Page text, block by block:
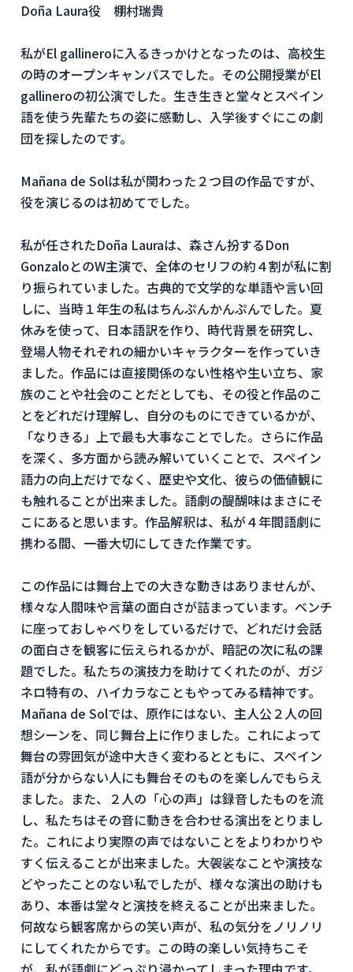
Doña Laura役 棚村瑞貴
私がEl gallineroに入るきっかけとなったのは、高校生
の時のオープンキャンパスでした。その公開授業がEl
gallineroの初公演でした。生き生きと堂々とスペイン
語を使う先輩たちの姿に感動し、入学後すぐにこの劇
団を探したのです。
Mañana de Solは私が関わった２つ目の作品ですが、
役を演じるのは初めてでした。
私が任されたDoña Lauraは、森さん扮するDon
GonzaloとのW主演で、全体のセリフの約４割が私に割
り振られていました。古典的で文学的な単語や言い回
しに、当時１年生の私はちんぷんかんぷんでした。夏
休みを使って、日本語訳を作り、時代背景を研究し、
登場人物それぞれの細かいキャラクターを作っていき
ました。作品には直接関係のない性格や生い立ち、家
族のことや社会のことだとしても、その役と作品のこ
とをどれだけ理解し、自分のものにできているかが、
「なりきる」上で最も大事なことでした。さらに作品
を深く、多方面から読み解いていくことで、スペイン
語力の向上だけでなく、歴史や文化、彼らの価値観に
も触れることが出来ました。語劇の醍醐味はまさにそ
こにあると思います。作品解釈は、私が４年間語劇に
携わる間、一番大切にしてきた作業です。
この作品には舞台上での大きな動きはありませんが、
様々な人間味や言葉の面白さが詰まっています。ベンチ
に座っておしゃべりをしているだけで、どれだけ会話
の面白さを観客に伝えられるかが、暗記の次に私の課
題でした。私たちの演技力を助けてくれたのが、ガジ
ネロ特有の、ハイカラなこともやってみる精神です。
Mañana de Solでは、原作にはない、主人公２人の回
想シーンを、同じ舞台上に作りました。これによって
舞台の雰囲気が途中大きく変わるとともに、スペイン
語が分からない人にも舞台そのものを楽しんでもらえ
ました。また、２人の「心の声」は録音したものを流
し、私たちはその音に動きを合わせる演出をとりまし
た。これにより実際の声ではないことをよりわかりや
すく伝えることが出来ました。大袈裟なことや演技な
どやったことのない私でしたが、様々な演出の助けも
あり、本番は堂々と演技を終えることが出来ました。
何故なら観客席からの笑い声が、私の気分をノリノリ
にしてくれたからです。この時の楽しい気持ちこそ